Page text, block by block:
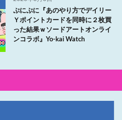
ぷにぷに『あのやり方でデイリー
Ｙポイントカードを同時に２枚買
った結果ｗソードアートオンライ
ンコラボ』Yo-kai Watch